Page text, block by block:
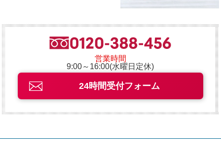
営業時間
9:00～16:00(水曜日定休)
24時間受付フォーム